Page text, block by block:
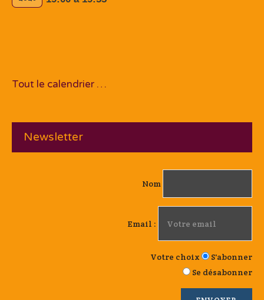
Tout le calendrier …
Newsletter
Nom
Email :
Votre choix
S'abonner
Se désabonner